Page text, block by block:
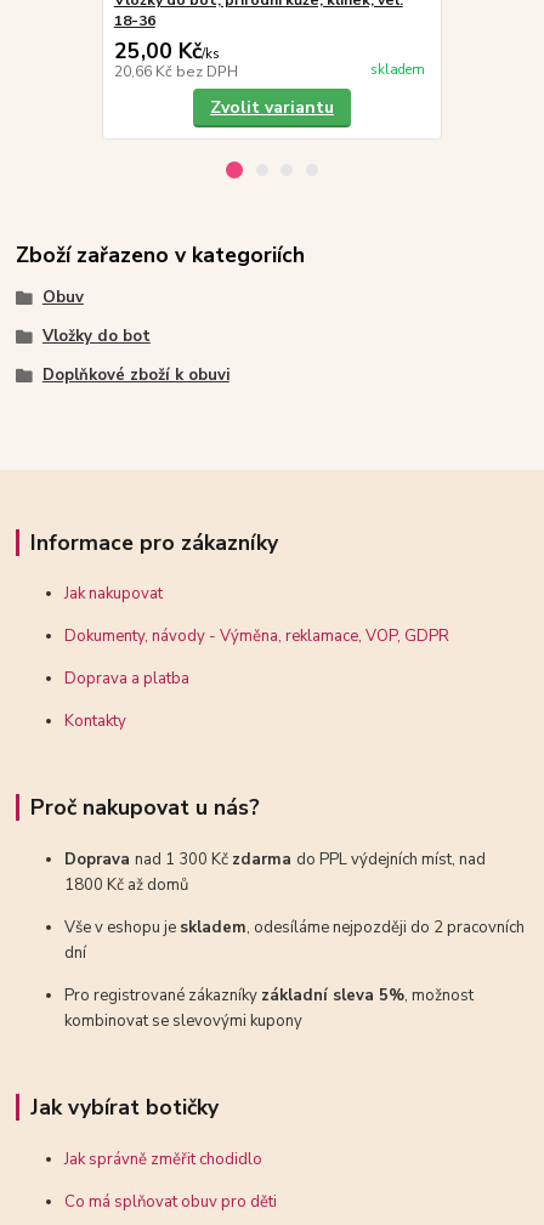
18-36
25,00 Kč/ks
20,66 Kč bez DPH skladem
Zvolit variantu
Zboží zařazeno v kategoriích
Obuv
Vložky do bot
Doplňkové zboží k obuvi
Informace pro zákazníky
Jak nakupovat
Dokumenty, návody - Výměna, reklamace, VOP, GDPR
Doprava a platba
Kontakty
Proč nakupovat u nás?
Dopravanad 1 300 Kč zdarma do PPL výdejních míst, nad
1800 Kč až domů
Vše v eshopu je skladem, odesíláme nejpozději do 2 pracovních
dní
Pro registrované zákazníky základní sleva 5%, možnost
kombinovat se slevovými kupony
Jak vybírat botičky
Jak správně změřit chodidlo
Co má splňovat obuv pro děti